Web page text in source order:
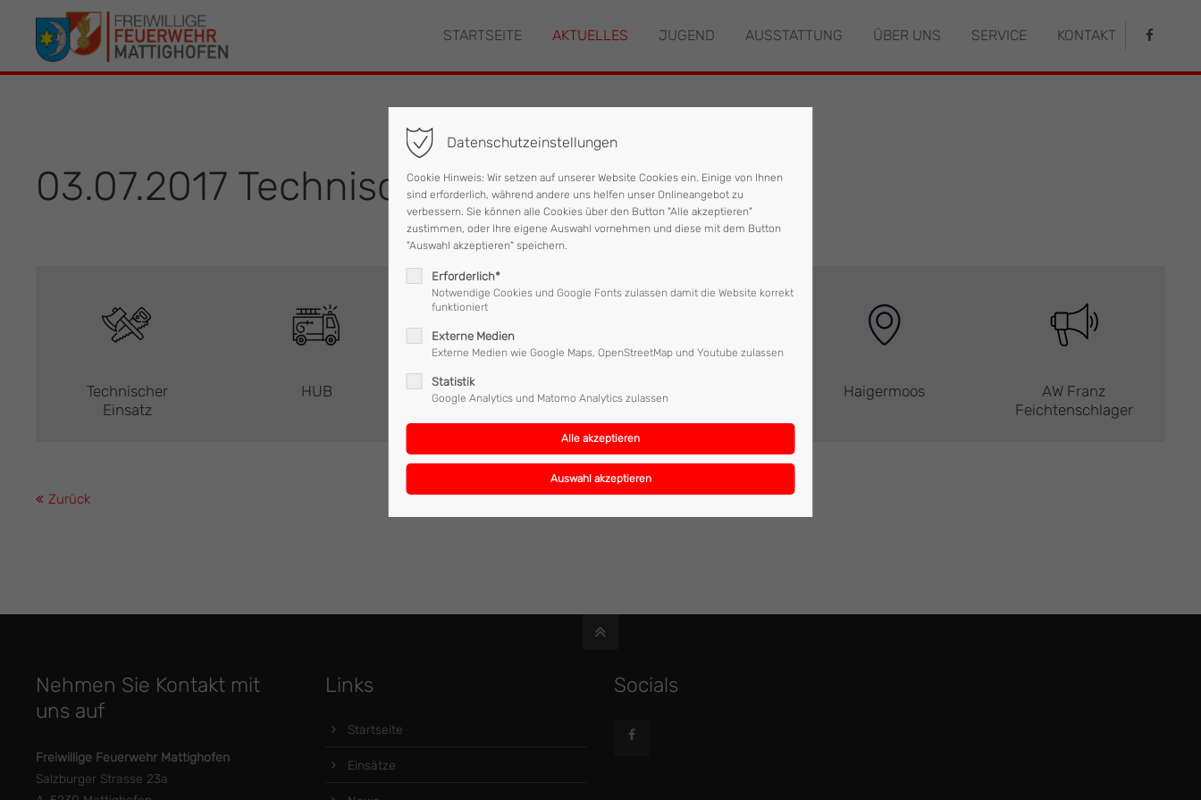
Der Eintrag "offcanvas-col1" existiert leider
nicht.
Der Eintrag "offcanvas-col2" existiert
Der Eintrag "offcanvas-col3" existiert
Der Eintrag "offcanvas-col4" existiert
STARTSEITE AKTUELLES JUGEND AUSSTATTUNG ÜBER UNS SERVICE KONTAKT
03.07.2017 Technischer Einsatz
Technischer
Einsatz
HUB 07:00 - 12:45 Uhr Haigermoos
AW Franz
Feichtenschlager
Zurück
Nehmen Sie Kontakt mit
uns auf
Freiwillige Feuerwehr Mattighofen
Salzburger Strasse 23a
Links
Startseite
Einsätze
Socials
Datenschutzeinstellungen
Cookie Hinweis: Wir setzen auf unserer Website Cookies ein. Einige von Ihnen
sind erforderlich, während andere uns helfen unser Onlineangebot zu
verbessern. Sie können alle Cookies über den Button "Alle akzeptieren"
zustimmen, oder Ihre eigene Auswahl vornehmen und diese mit dem Button
"Auswahl akzeptieren" speichern.
Erforderlich*
Notwendige Cookies und Google Fonts zulassen damit die Website korrekt
funktioniert
Externe Medien
Externe Medien wie Google Maps, OpenStreetMap und Youtube zulassen
Statistik
Google Analytics und Matomo Analytics zulassen